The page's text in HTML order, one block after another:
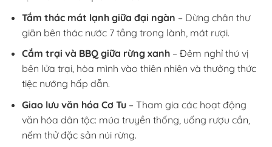
Tắm thác mát lạnh giữa đại ngàn – Dừng chân thư
giãn bên thác nước 7 tầng trong lành, mát rượi.
Cắm trại và BBQ giữa rừng xanh– Đêm nghỉ thú vị
bên lửa trại, hòa mình vào thiên nhiên và thưởng thức
tiệc nướng hấp dẫn.
Giao lưu văn hóa Cơ Tu– Tham gia các hoạt động
văn hóa dân tộc: múa truyền thống, uống rượu cần,
nếm thử đặc sản núi rừng.